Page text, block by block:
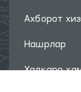
Ахборот
Нашрлар
Халқаро